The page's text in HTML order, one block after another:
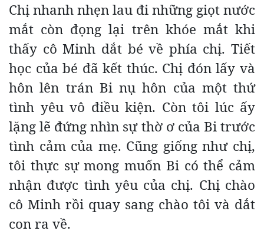
Chị nhanh nhẹn lau đi những giọt nước
mắt còn đọng lại trên khóe mắt khi
thấy cô Minh dắt bé về phía chị. Tiết
học của bé đã kết thúc. Chị đón lấy và
hôn lên trán Bi nụ hôn của một thứ
tình yêu vô điều kiện. Còn tôi lúc ấy
lặng lẽ đứng nhìn sự thờ ơ của Bi trước
tình cảm của mẹ. Cũng giống như chị,
tôi thực sự mong muốn Bi có thể cảm
nhận được tình yêu của chị. Chị chào
cô Minh rồi quay sang chào tôi và dắt
con ra về.